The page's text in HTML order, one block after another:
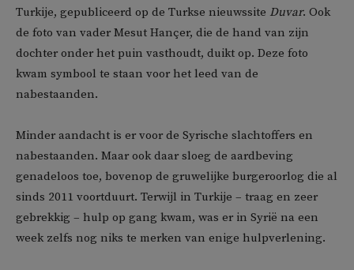
Turkije, gepubliceerd op de Turkse nieuwssite Duvar. Ook
de foto van vader Mesut Hançer, die de hand van zijn
dochter onder het puin vasthoudt, duikt op. Deze foto
kwam symbool te staan voor het leed van de
nabestaanden.
Minder aandacht is er voor de Syrische slachtoffers en
nabestaanden. Maar ook daar sloeg de aardbeving
genadeloos toe, bovenop de gruwelijke burgeroorlog die al
sinds 2011 voortduurt. Terwijl in Turkije – traag en zeer
gebrekkig – hulp op gang kwam, was er in Syrië na een
week zelfs nog niks te merken van enige hulpverlening.